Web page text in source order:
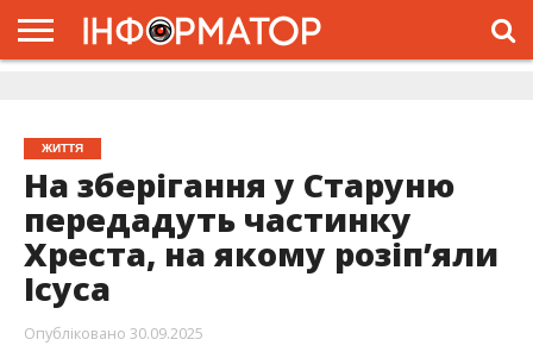
ЖИТТЯ
На зберігання у Старуню
передадуть частинку
Хреста, на якому розіп’яли
Ісуса
Опубліковано 30.09.2025